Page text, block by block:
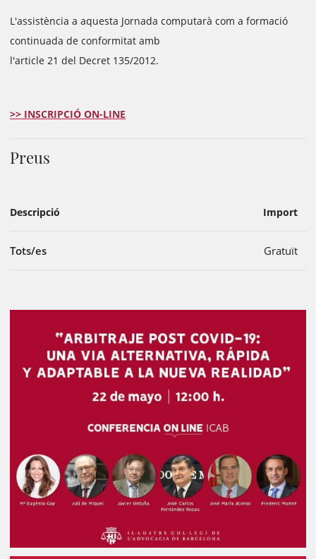
L'assistència a aquesta Jornada computarà com a formació
continuada de conformitat amb
l'article 21 del Decret 135/2012.
>> INSCRIPCIÓ ON-LINE
Preus
Descripció Import
Tots/es Gratuït